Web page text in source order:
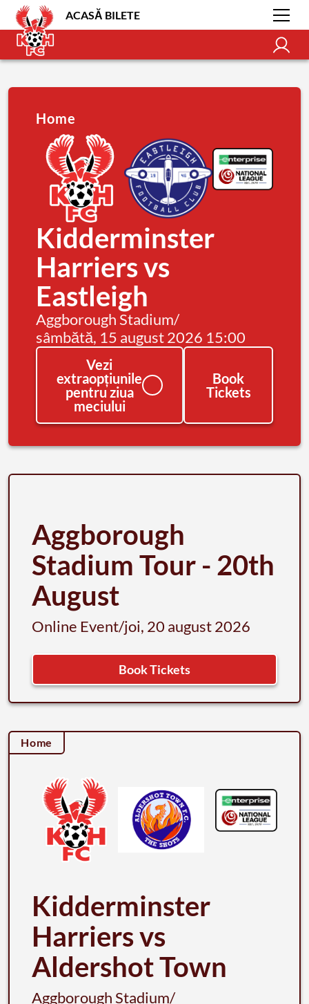
ACASĂ BILETE
Home
Kidderminster
Harriers vs
Eastleigh
Aggborough Stadium/
sâmbătă, 15 august 2026 15:00
Vezi
extraopțiunile
pentru ziua
meciului
Book
Tickets
Aggborough
Stadium Tour - 20th
August
Online Event/joi, 20 august 2026
Book Tickets
Home
Kidderminster
Harriers vs
Aldershot Town
Aggborough Stadium/